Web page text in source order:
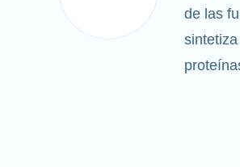
de las
sintetiza